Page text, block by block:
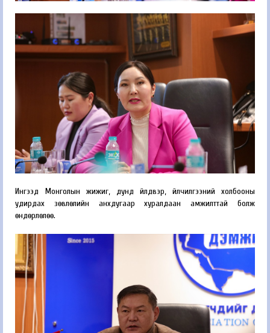
Ингээд Монголын жижиг, дунд үйлдвэр, үйлчилгээний холбооны
удирдах зөвлөлийн анхдугаар хуралдаан амжилттай болж
өндөрлөлөө.